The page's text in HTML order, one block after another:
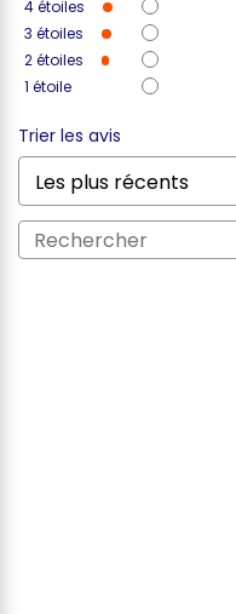
4étoiles
3 étoiles
2étoiles
1 étoile
Trier les avis